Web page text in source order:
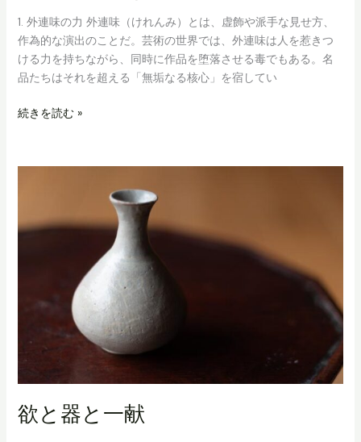
し
て
生
き
時
1. 外連味の力 外連味（けれんみ）とは、虚飾や派手な見せ方、
作為的な演出のことだ。芸術の世界では、外連味は人を惹きつ
ける力を持ちながら、同時に作品を堕落させる毒でもある。名
品たちはそれを超える「無垢なる核心」を宿してい
SNS
う
味
続きを読む »
欲と器と一献